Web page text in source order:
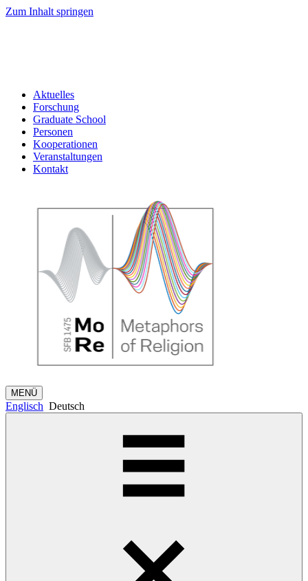
Zum Inhalt springen
Aktuelles
Forschung
Graduate School
Personen
Kooperationen
Veranstaltungen
Kontakt
MENÜ
Englisch Deutsch